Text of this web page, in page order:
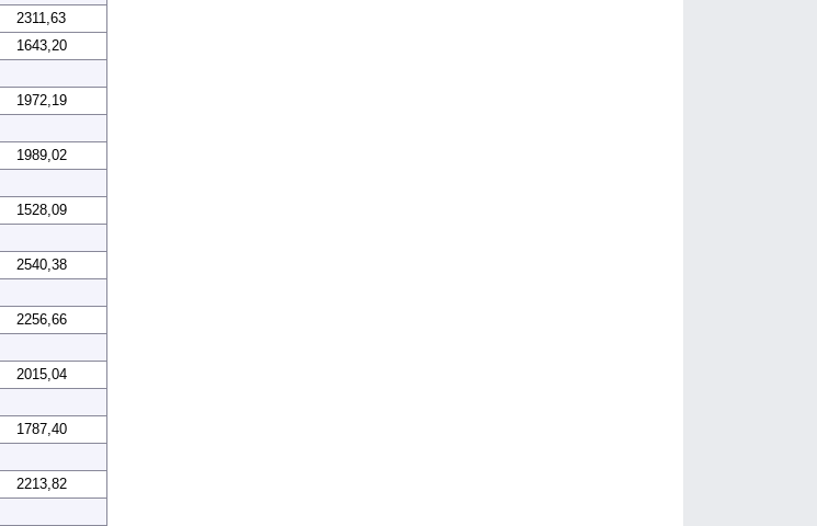
2311,63
1643,20
1972,19
1989,02
1528,09
2540,38
2256,66
2015,04
1787,40
2213,82